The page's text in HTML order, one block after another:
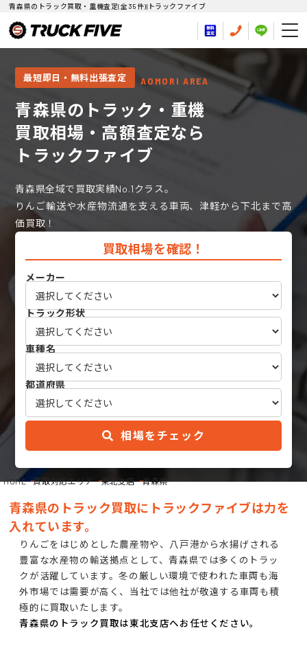
青森県のトラック買取・重機査定(全35件)|トラックファイブ
最短即日・無料出張査定 AOMORI AREA
青森県のトラック・重機
買取相場・高額査定なら
トラックファイブ
青森県全域で買取実績No.1クラス。
りんご輸送や水産物流通を支える車両、津軽から下北まで高
価買取！
買取相場を確認！
メーカー
トラック形状
車種名
都道府県
相場をチェック
HOME 買取対応エリア 東北支店 青森県
青森県のトラック買取にトラックファイブは力を
入れています。
りんごをはじめとした農産物や、八戸港から水揚げされる
豊富な水産物の輸送拠点として、青森県では多くのトラッ
クが活躍しています。冬の厳しい環境で使われた車両も海
外市場では需要が高く、当社では他社が敬遠する車両も積
極的に買取いたします。
青森県のトラック買取は東北支店へお任せください。